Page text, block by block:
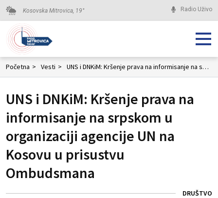
Kosovska Mitrovica, 19° Radio Uživo
Početna > Vesti > UNS i DNKiM: Kršenje prava na informisanje na srpskom u organizaciji agencije UN na Kosovu u prisustvu Ombudsmana
UNS i DNKiM: Kršenje prava na
informisanje na srpskom u
organizaciji agencije UN na
Kosovu u prisustvu
Ombudsmana
DRUŠTVO